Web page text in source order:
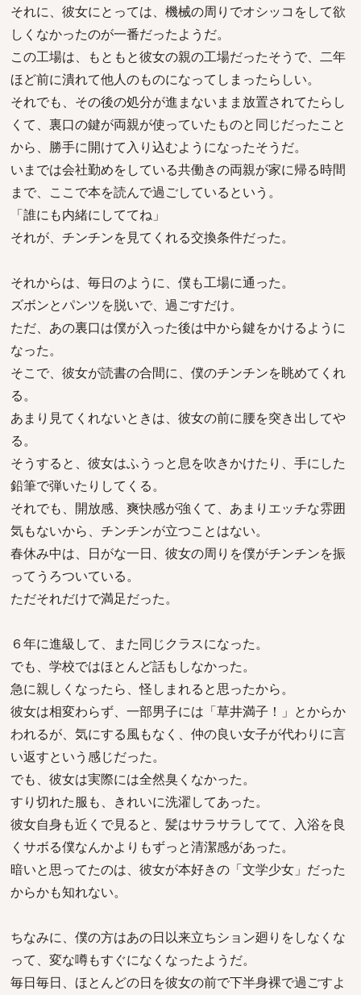
それに、彼女にとっては、機械の周りでオシッコをして欲
しくなかったのが一番だったようだ。
この工場は、もともと彼女の親の工場だったそうで、二年
ほど前に潰れて他人のものになってしまったらしい。
それでも、その後の処分が進まないまま放置されてたらし
くて、裏口の鍵が両親が使っていたものと同じだったこと
から、勝手に開けて入り込むようになったそうだ。
いまでは会社勤めをしている共働きの両親が家に帰る時間
まで、ここで本を読んで過ごしているという。
「誰にも内緒にしててね」
それが、チンチンを見てくれる交換条件だった。
それからは、毎日のように、僕も工場に通った。
ズボンとパンツを脱いで、過ごすだけ。
ただ、あの裏口は僕が入った後は中から鍵をかけるように
なった。
そこで、彼女が読書の合間に、僕のチンチンを眺めてくれ
る。
あまり見てくれないときは、彼女の前に腰を突き出してや
る。
そうすると、彼女はふうっと息を吹きかけたり、手にした
鉛筆で弾いたりしてくる。
それでも、開放感、爽快感が強くて、あまりエッチな雰囲
気もないから、チンチンが立つことはない。
春休み中は、日がな一日、彼女の周りを僕がチンチンを振
ってうろついている。
ただそれだけで満足だった。
６年に進級して、また同じクラスになった。
でも、学校ではほとんど話もしなかった。
急に親しくなったら、怪しまれると思ったから。
彼女は相変わらず、一部男子には「草井満子！」とからか
われるが、気にする風もなく、仲の良い女子が代わりに言
い返すという感じだった。
でも、彼女は実際には全然臭くなかった。
すり切れた服も、きれいに洗濯してあった。
彼女自身も近くで見ると、髪はサラサラしてて、入浴を良
くサボる僕なんかよりもずっと清潔感があった。
暗いと思ってたのは、彼女が本好きの「文学少女」だった
からかも知れない。
ちなみに、僕の方はあの日以来立ちション廻りをしなくな
って、変な噂もすぐになくなったようだ。
毎日毎日、ほとんどの日を彼女の前で下半身裸で過ごすよ